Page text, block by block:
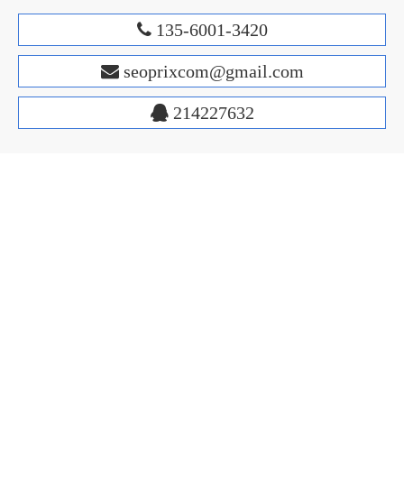
135-6001-3420
 seoprixcom@gmail.com
214227632